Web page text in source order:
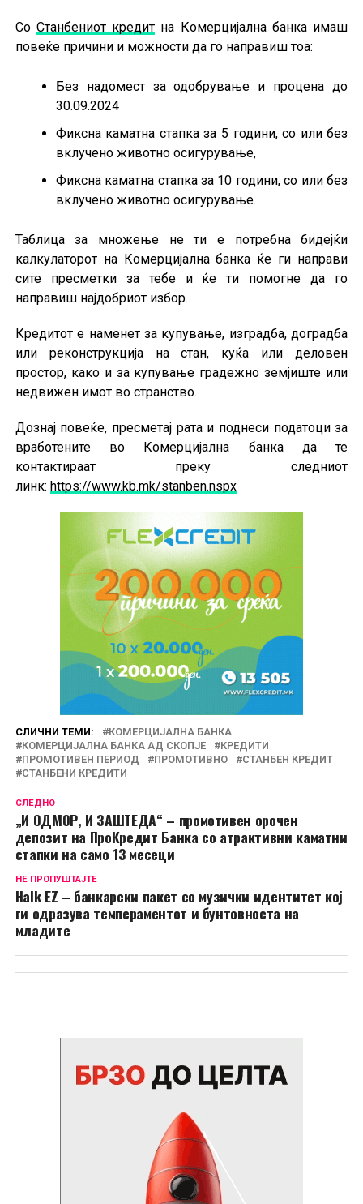
Со Станбениот кредит на Комерцијална банка имаш
повеќе причини и можности да го направиш тоа:
Без надомест за одобрување и процена до
30.09.2024
Фиксна каматна стапка за 5 години, со или без
вклучено животно осигурување,
Фиксна каматна стапка за 10 години, со или без
вклучено животно осигурување.
Таблица за множење не ти е потребна бидејќи
калкулаторот на Комерцијална банка ќе ги направи
сите пресметки за тебе и ќе ти помогне да го
направиш најдобриот избор.
Кредитот е наменет за купување, изградба, доградба
или реконструкција на стан, куќа или деловен
простор, како и за купување градежно земјиште или
недвижен имот во странство.
Дознај повеќе, пресметај рата и поднеси податоци за
вработените во Комерцијална банка да те
контактираат преку следниот
линк: https://www.kb.mk/stanben.nspx
СЛИЧНИ ТЕМИ:
КОМЕРЦИЈАЛНА БАНКА
КОМЕРЦИЈАЛНА БАНКА АД СКОПЈЕ
КРЕДИТИ
ПРОМОТИВЕН ПЕРИОД
ПРОМОТИВНО
СТАНБЕН КРЕДИТ
СТАНБЕНИ КРЕДИТИ
СЛЕДНО
„И ОДМОР, И ЗАШТЕДА“ – промотивен орочен
депозит на ПроКредит Банка со атрактивни каматни
стапки на само 13 месеци
НЕ ПРОПУШТАЈТЕ
Halk EZ – банкарски пакет со музички идентитет кој
ги одразува темпераментот и бунтовноста на
младите